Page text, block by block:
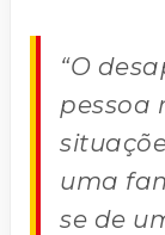
“O
pessoa
uma
se de